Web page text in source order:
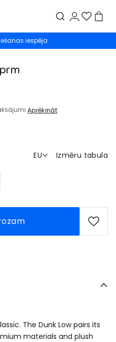
iespēja
Aprēķināt
EU Izmēru tabula
The Dunk Low pairs its
materials and plush